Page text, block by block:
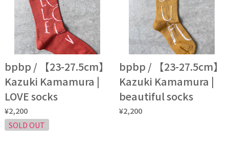
bpbp / 【23-27.5cm】
Kazuki Kamamura |
LOVE socks
¥2,200
SOLD OUT
bpbp / 【23-27.5cm】
Kazuki Kamamura |
beautiful socks
¥2,200